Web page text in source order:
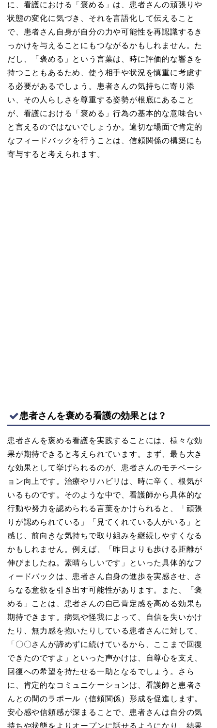
に、看護における「褒める」は、患者さんの頑張りや
状態の変化に気づき、それを言語化して伝えること
で、患者さん自身が自分の力や可能性を再認識するき
っかけを与えることにもつながるかもしれません。た
だし、「褒める」という言葉は、時に評価的な響きを
持つこともあるため、使う相手や状況を慎重に考慮す
る必要があるでしょう。患者さんの気持ちに寄り添
い、その人らしさを尊重する姿勢が根底にあること
が、看護における「褒める」行為の基本的な意味合い
と言えるのではないでしょうか。適切な場面で肯定的
なフィードバックを行うことは、信頼関係の構築にも
寄与すると考えられます。
患者さんを褒める看護の効果とは？
患者さんを褒める看護を実践することには、様々な効
果が期待できると考えられています。まず、最も大き
な効果として挙げられるのが、患者さんのモチベーシ
ョン向上です。治療やリハビリは、時に辛く、根気が
いるものです。そのような中で、看護師から具体的な
行動や努力を認められる言葉をかけられると、「頑張
りが認められている」「見てくれている人がいる」と
感じ、前向きな気持ちで取り組みを継続しやすくなる
かもしれません。例えば、「昨日よりも歩ける距離が
伸びましたね。素晴らしいです」といった具体的なフ
ィードバックは、患者さん自身の進歩を実感させ、さ
らなる意欲を引き出す可能性があります。また、「褒
める」ことは、患者さんの自己肯定感を高める効果も
期待できます。病気や怪我によって、自信を失いかけ
たり、無力感を抱いたりしている患者さんに対して、
「〇〇さんが諦めずに続けているから、ここまで回復
できたのですよ」といった声かけは、自尊心を支え、
回復への希望を持たせる一助となるでしょう。さら
に、肯定的なコミュニケーションは、看護師と患者さ
んとの間のラポール（信頼関係）形成を促進します。
安心感や信頼感が深まることで、患者さんは自分の気
持ちや状態をよりオープンに話せるようになり、結果